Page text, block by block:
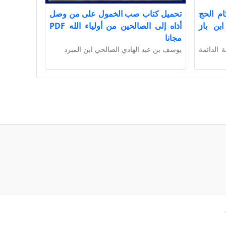
الحج
باز
الدائمة
تحميل كتاب صب الخمول على من وصل
أذاه إلى الصالحين من أولياء الله PDF
مجانا
يوسف بن عبد الهادي الصالحي ابن المبرد